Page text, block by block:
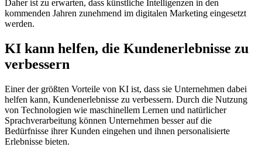
Daher ist zu erwarten, dass künstliche Intelligenzen in den
kommenden Jahren zunehmend im digitalen Marketing eingesetzt
werden.
KI kann helfen, die Kundenerlebnisse zu
verbessern
Einer der größten Vorteile von KI ist, dass sie Unternehmen dabei
helfen kann, Kundenerlebnisse zu verbessern. Durch die Nutzung
von Technologien wie maschinellem Lernen und natürlicher
Sprachverarbeitung können Unternehmen besser auf die
Bedürfnisse ihrer Kunden eingehen und ihnen personalisierte
Erlebnisse bieten.